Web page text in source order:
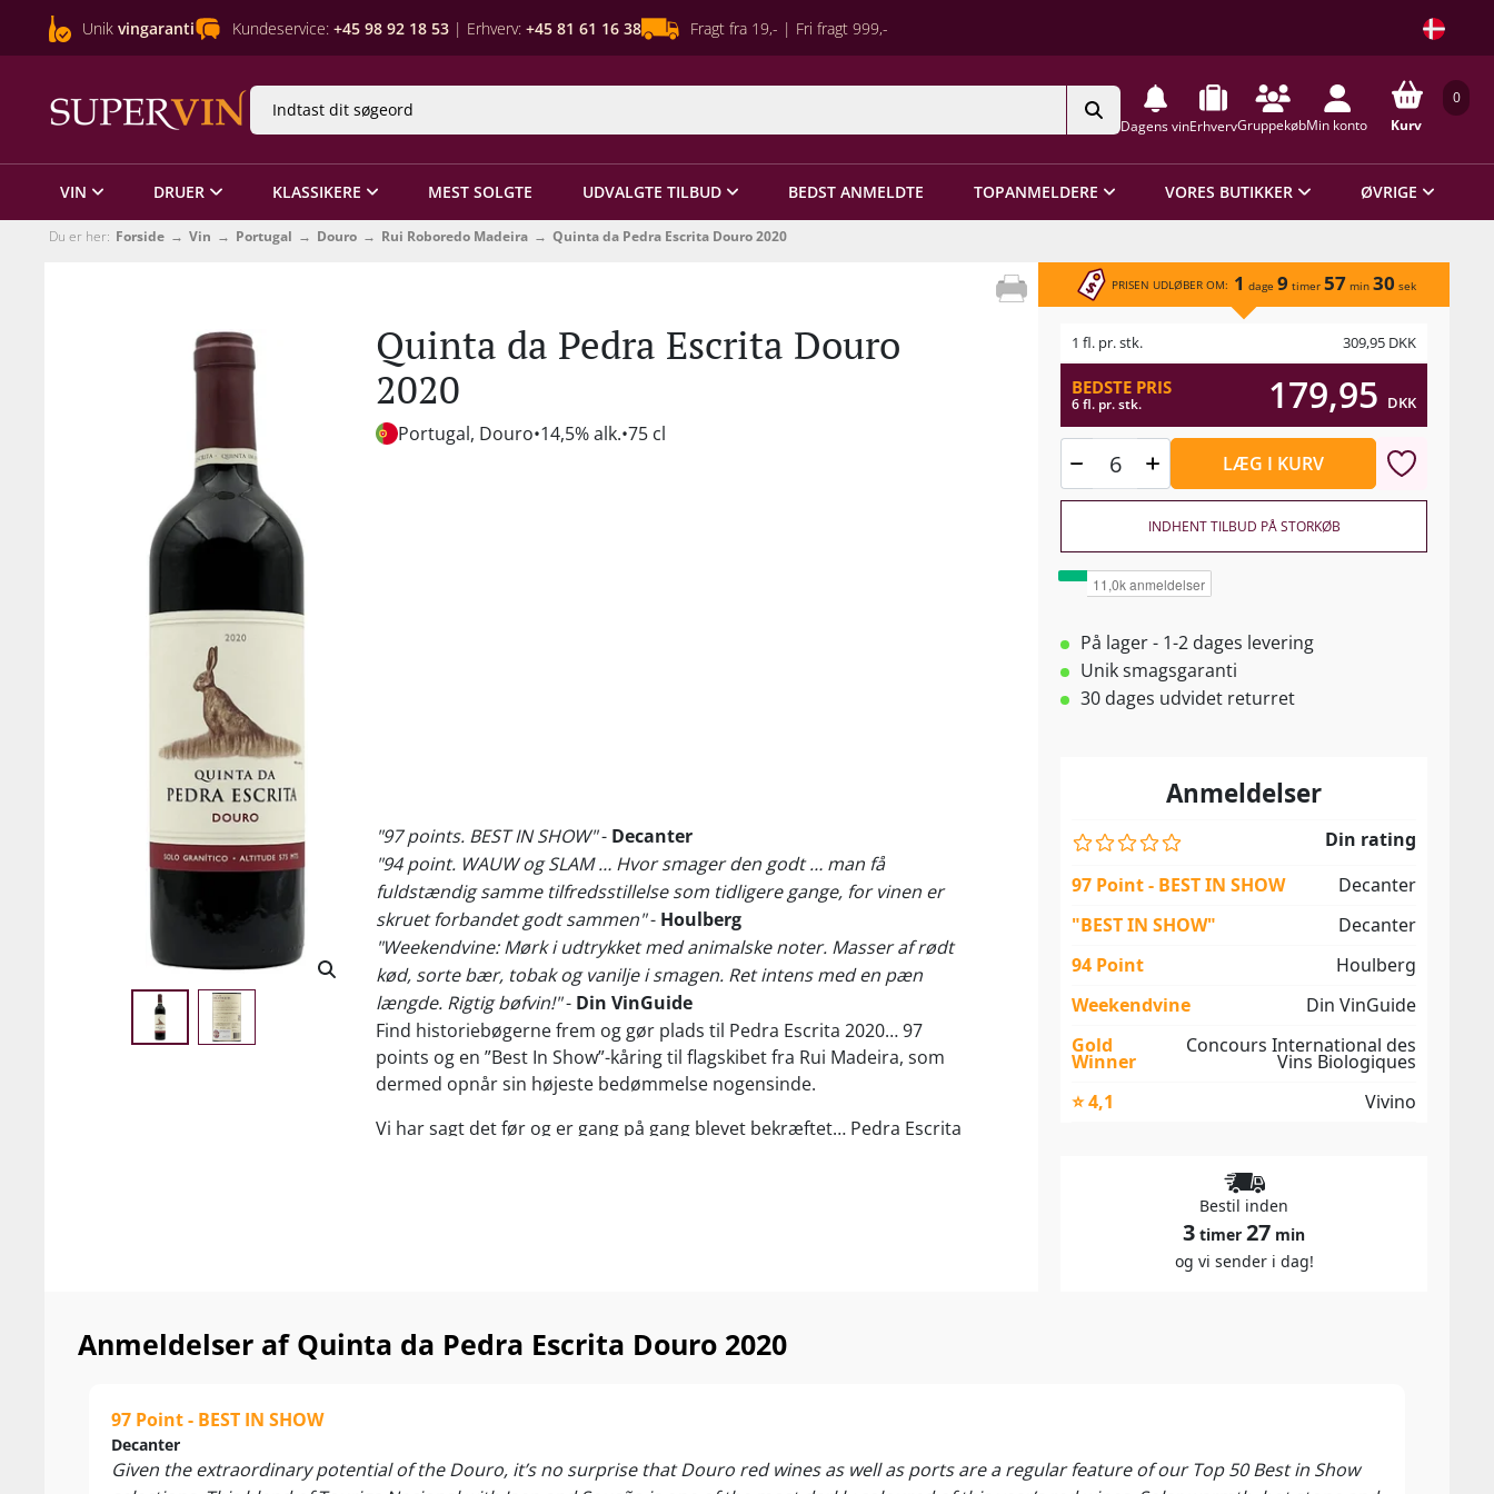
Unik vingaranti Kundeservice: +45 98 92 18 53 | Erhverv: +45 81 61 16 38 Fragt fra 19,- | Fri fragt 999,-
Dagens vinErhvervGruppekøbMin konto
0
Kurv
VIN DRUER KLASSIKERE MEST SOLGTE UDVALGTE TILBUD BEDST ANMELDTE TOPANMELDERE VORES BUTIKKER ØVRIGE
Du er her: Forside Vin Portugal Douro Rui Roboredo Madeira Quinta da Pedra Escrita Douro 2020
Quinta da Pedra Escrita Douro
2020
Portugal, Douro 14,5% alk. 75 cl
"97 points. BEST IN SHOW"- Decanter
"94 point. WAUW og SLAM … Hvor smager den godt … man få
fuldstændig samme tilfredsstillelse som tidligere gange, for vinen er
skruet forbandet godt sammen"- Houlberg
"Weekendvine: Mørk i udtrykket med animalske noter. Masser af rødt
kød, sorte bær, tobak og vanilje i smagen. Ret intens med en pæn
længde. Rigtig bøfvin!"- Din VinGuide
Find historiebøgerne frem og gør plads til Pedra Escrita 2020… 97
points og en ”Best In Show”-kåring til flagskibet fra Rui Madeira, som
dermed opnår sin højeste bedømmelse nogensinde.
Vi har sagt det før og er gang på gang blevet bekræftet… Pedra Escrita
Champagne fra 1999 til 2000 kroner, Penfolds kult-Chardonnay samt
Så svært er det at blive ”Best In Show”
PRISEN UDLØBER OM: 1 dage 9 timer 57 min 30 sek
1 fl. pr. stk. 309,95 DKK
BEDSTE PRIS
6 fl. pr. stk. 179,95 DKK
LÆG I KURV
INDHENT TILBUD PÅ STORKØB
På lager - 1-2 dages levering
Unik smagsgaranti
30 dages udvidet returret
Anmeldelser
Din rating
97 Point - BEST IN SHOW
Decanter
"BEST IN SHOW"
Decanter
94 Point
Houlberg
Weekendvine
Din VinGuide
Gold
Winner
Concours International des
Vins Biologiques
⭐ 4,1
Vivino
Bestil inden
3 timer 27 min
og vi sender i dag!
Anmeldelser af Quinta da Pedra Escrita Douro 2020
97 Point - BEST IN SHOW
Decanter
Given the extraordinary potential of the Douro, it’s no surprise that Douro red wines as well as ports are a regular feature of our Top 50 Best in Show